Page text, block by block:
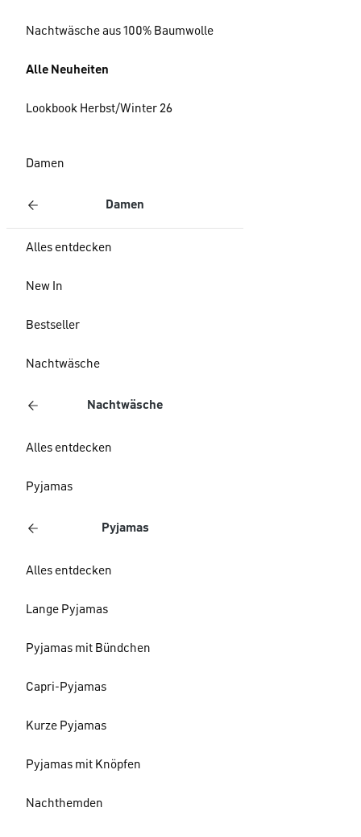
Nachtwäsche aus 100% Baumwolle
Alle Neuheiten
Lookbook Herbst/Winter 26
Damen
Damen
Alles entdecken
New In
Bestseller
Nachtwäsche
Nachtwäsche
Alles entdecken
Pyjamas
Pyjamas
Alles entdecken
Lange Pyjamas
Pyjamas mit Bündchen
Capri-Pyjamas
Kurze Pyjamas
Pyjamas mit Knöpfen
Nachthemden